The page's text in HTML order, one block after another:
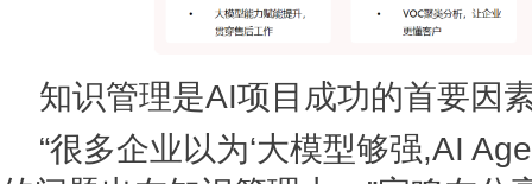
知识管理是AI项目成功的首要因
“很多企业以为‘大模型够强,AI